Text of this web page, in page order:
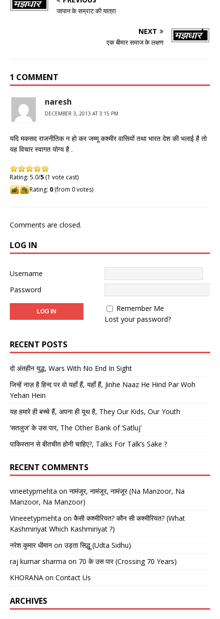
जापान के सम्राट की यात्रा
NEXT
एक बीमार समाज के लक्षण
1 COMMENT
naresh
DECEMBER 3, 2013 AT 3:15 PM
यदि मकसद राजनीतिक न हो कर जम्मू कश्मीर वासियों तथा भारत देश की भलाई है तो
यह विचार स्वागत योग्य है .
Rating: 5.0/5 (1 vote cast)
Rating: 0 (from 0 votes)
Comments are closed.
LOG IN
Username
Password
Remember Me
Lost your password?
RECENT POSTS
दो अंतहीन युद्ध, Wars With No End In Sight
जिन्हें नाज़ है हिन्द पर वो यहाँ हैं, यहाँ हैं, Jinhe Naaz He Hind Par Woh
Yehan Hein
यह हमारे ही बच्चे हैं, अपना ही यूथ है, They Our Kids, Our Youth
‘सतलुज’ के उस पार, The Other Bank of ‘Satluj’
पाकिस्तान से बीतचीत होनी चाहिए?, Talks For Talk’s Sake ?
RECENT COMMENTS
vineetypmehta on नामंजूर, नामंजूर, नामंजूर (Na Manzoor, Na
Manzoor, Na Manzoor)
Vineeetypmehta on कैसी कश्मीरियत? कौन सी कश्मीरियत? (What
Kashmiriyat Which Kashmiriyat ?)
नरेश कुमार धीमान on उड़ता सिद्धू (Udta Sidhu)
raj kumar sharma on 70 के उस पार (Crossing 70 Years)
KHORANA on Contact Us
ARCHIVES